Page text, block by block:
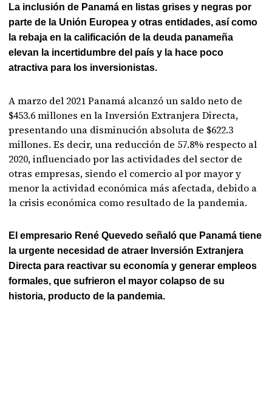
La inclusión de Panamá en listas grises y negras por
parte de la Unión Europea y otras entidades, así como
la rebaja en la calificación de la deuda panameña
elevan la incertidumbre del país y la hace poco
atractiva para los inversionistas.
A marzo del 2021 Panamá alcanzó un saldo neto de
$453.6 millones en la Inversión Extranjera Directa,
presentando una disminución absoluta de $622.3
millones. Es decir, una reducción de 57.8% respecto al
2020, influenciado por las actividades del sector de
otras empresas, siendo el comercio al por mayor y
menor la actividad económica más afectada, debido a
la crisis económica como resultado de la pandemia.
El empresario René Quevedo señaló que Panamá tiene
la urgente necesidad de atraer Inversión Extranjera
Directa para reactivar su economía y generar empleos
formales, que sufrieron el mayor colapso de su
historia, producto de la pandemia.